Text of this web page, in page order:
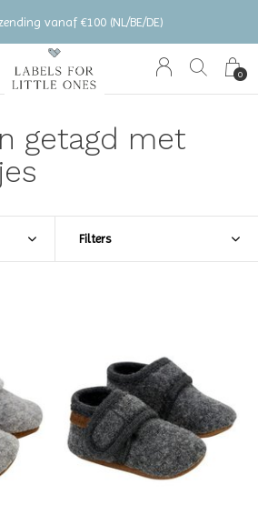
0
vanaf €100 (NL/BE/DE)
getagd met
Filters